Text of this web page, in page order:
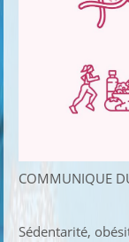
COMMUNIQUE
Sédentarité,